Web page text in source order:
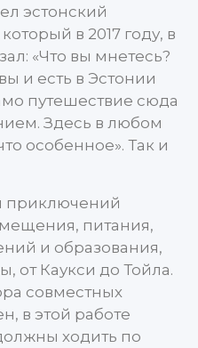
эстонский
в 2017 году, в
«Что вы мнетесь?
и есть в Эстонии
путешествие сюда
Здесь в любом
особенное». Так и
приключений
питания,
и образования,
от Каукси до Тойла.
совместных
в этой работе
ходить по